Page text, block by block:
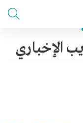
الإخباري